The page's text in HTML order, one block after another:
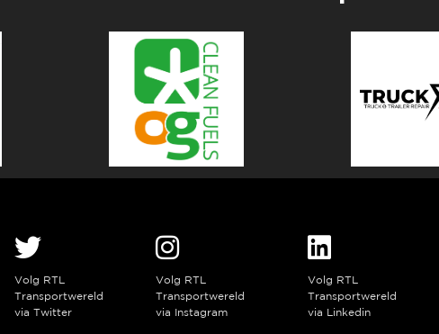
Volg RTL
Transportwereld
via Twitter
Volg RTL
Transportwereld
via Instagram
Volg RTL
Transportwereld
via Linkedin